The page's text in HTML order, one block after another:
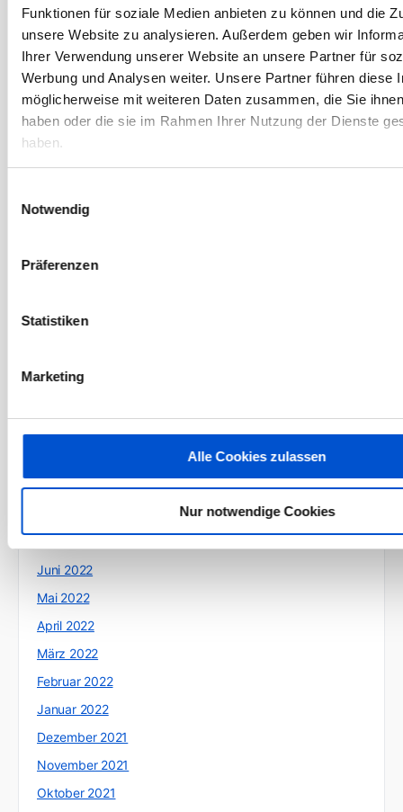
Funktionen für soziale Medien anbieten zu können und die
unsere Website zu analysieren. Außerdem geben wir
Ihrer Verwendung unserer Website an unsere Partner für
Werbung und Analysen weiter. Unsere Partner führen diese
möglicherweise mit weiteren Daten zusammen, die Sie
haben oder die sie im Rahmen Ihrer Nutzung der Dienste
haben.
Notwendig
Präferenzen
Statistiken
Marketing
Alle Cookies zulassen
Nur notwendige Cookies
Februar 2024
Januar 2024
Dezember 2023
November 2023
Oktober 2023
September 2023
Juli 2023
Mai 2023
März 2023
Januar 2023
September 2022
Juni 2022
Mai 2022
April 2022
März 2022
Februar 2022
Januar 2022
Dezember 2021
November 2021
Oktober 2021